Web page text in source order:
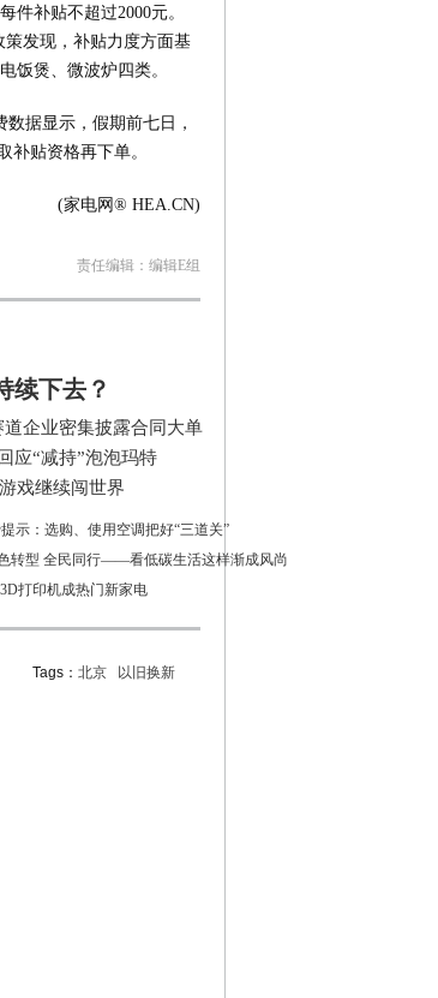
件补贴不超过2000元。
策发现，补贴力度方面基
饭煲、微波炉四类。
据显示，假期前七日，
补贴资格再下单。
(家电网® HEA.CN)
责任编辑：编辑E组
续下去？
道企业密集披露合同大单
应“减持”泡泡玛特
戏继续闯世界
示：选购、使用空调把好“三道关”
转型 全民同行——看低碳生活这样渐成风尚
打印机成热门新家电
Tags： 北京 以旧换新